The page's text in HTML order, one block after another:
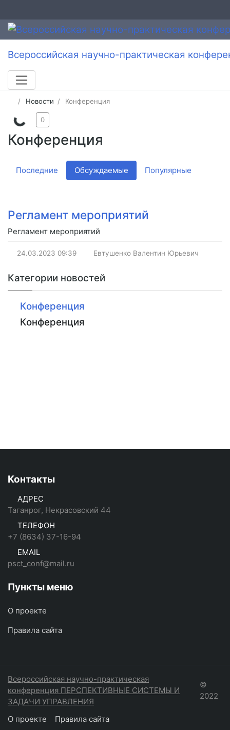
Всероссийская научно-практическая
Новости Конференция
Конференция
0
Последние Обсуждаемые Популярные
Регламент мероприятий
Регламент мероприятий
24.03.2023 09:39 Евтушенко Валентин Юрьевич
Категории новостей
Конференция
Конференция
Контакты
АДРЕС
Таганрог, Некрасовский 44
ТЕЛЕФОН
+7 (8634) 37-16-94
EMAIL
psct_conf@mail.ru
Пункты меню
О проекте
Правила сайта
Всероссийская научно-практическая
конференция ПЕРСПЕКТИВНЫЕ СИСТЕМЫ И
ЗАДАЧИ УПРАВЛЕНИЯ
©
2022
О проекте Правила сайта